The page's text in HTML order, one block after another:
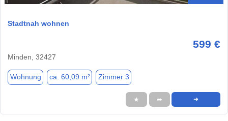
Stadtnah wohnen
599 €
Minden, 32427
Wohnung ca. 60,09 m² Zimmer 3
★ ➦ ➜